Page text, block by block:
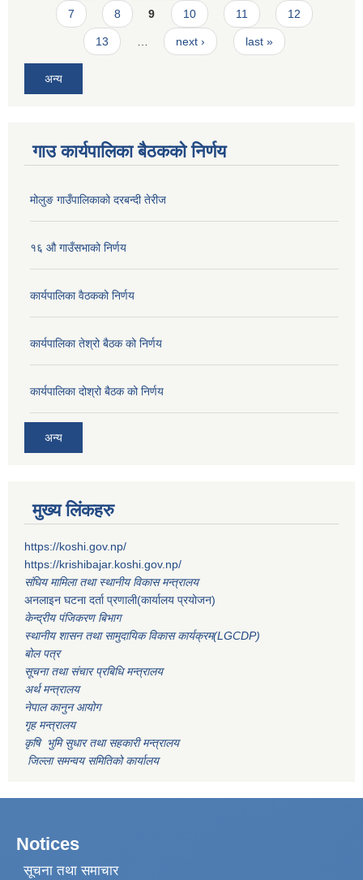
7 8 9 10 11 12
13 next › last »
अन्य
गाउ कार्यपालिका बैठकको निर्णय
मोलुङ गाउँपालिकाको दरबन्दी तेरीज
१६ औ गाउँसभाको निर्णय
कार्यपालिका वैठकको निर्णय
कार्यपालिका तेश्रो बैठक को निर्णय
कार्यपालिका दोश्रो बैठक को निर्णय
अन्य
मुख्य लिंकहरु
https://koshi.gov.np/
https://krishibajar.koshi.gov.np/
संघिय मामिला तथा स्थानीय विकास मन्त्रालय
अनलाइन घटना दर्ता प्रणाली(कार्यालय प्रयोजन)
केन्द्रीय पंजिकरण बिभाग
स्थानीय शासन तथा सामुदायिक विकास कार्यक्रम(LGCDP)
बोल पत्र
सूचना तथा संचार प्रबिधि मन्त्रालय
अर्थ मन्त्रालय
नेपाल कानुन आयोग
गृह मन्त्रालय
कृषि भुमि सुधार तथा सहकारी मन्त्रालय
जिल्ला समन्वय समितिको कार्यालय
Notices
सूचना तथा समाचार